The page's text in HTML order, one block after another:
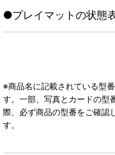
●プレイマットの状態
※商品名に記載されている型
す。一部、写真とカードの型
際、必ず商品の型番をご確認
す。